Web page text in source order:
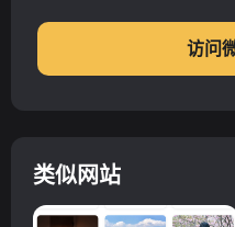
访问
类似网站